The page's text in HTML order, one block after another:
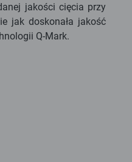
jakości cięcia przy
jak doskonała jakość
Q-Mark.